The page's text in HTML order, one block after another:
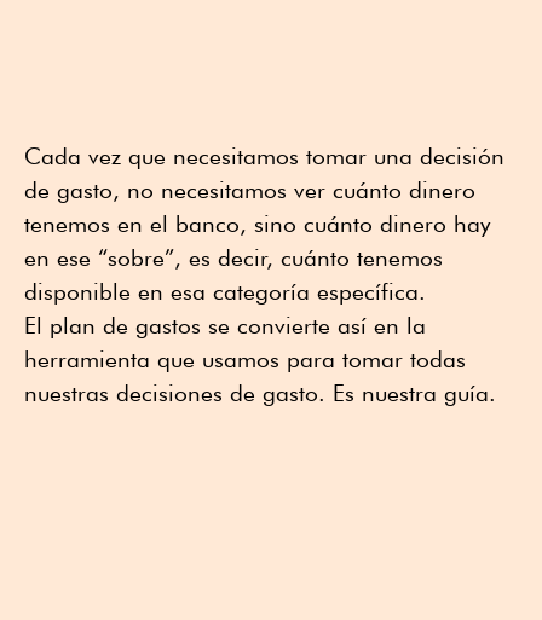
Cada vez que necesitamos tomar una decisión
de gasto, no necesitamos ver cuánto dinero
tenemos en el banco, sino cuánto dinero hay
en ese “sobre”, es decir, cuánto tenemos
disponible en esa categoría específica.
El plan de gastos se convierte así en la
herramienta que usamos para tomar todas
nuestras decisiones de gasto. Es nuestra guía.